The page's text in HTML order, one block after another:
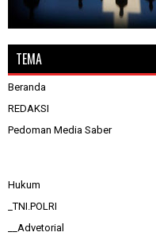
TEMA
Beranda
REDAKSI
Pedoman Media Saber
Hukum
_TNI.POLRI
__Advetorial